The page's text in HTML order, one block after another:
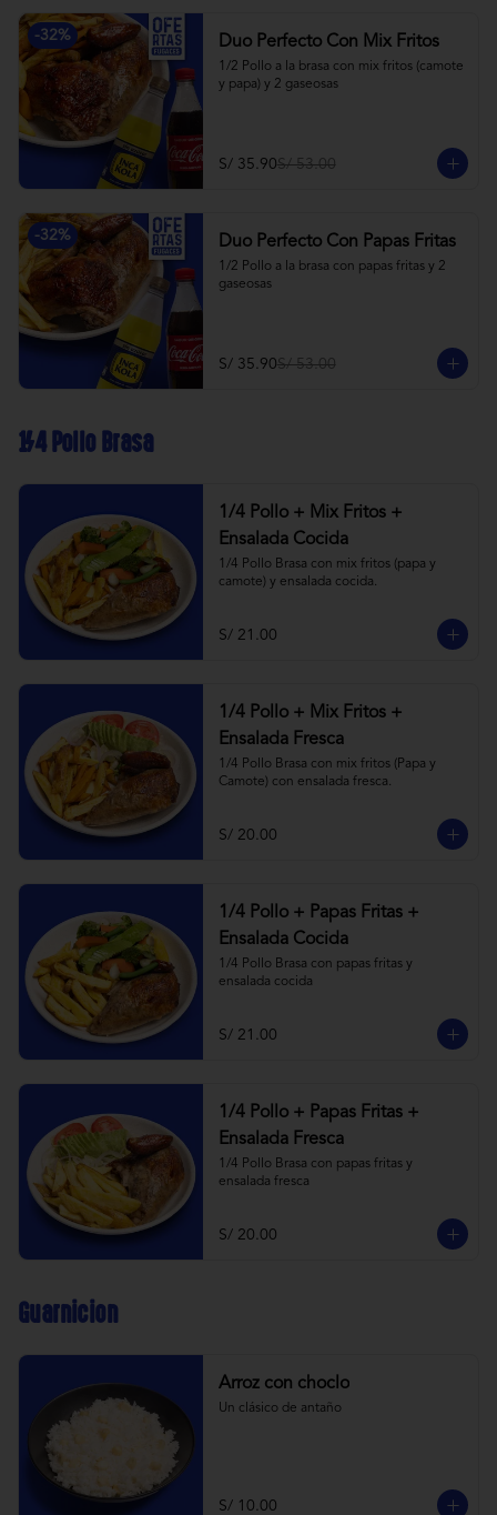
-32% Duo Perfecto Con Mix Fritos
1/2 Pollo a la brasa con mix fritos (camote
y papa) y 2 gaseosas
S/ 35.90S/ 53.00
-32% Duo Perfecto Con Papas Fritas
1/2 Pollo a la brasa con papas fritas y 2
gaseosas
S/ 35.90S/ 53.00
1/4 Pollo Brasa
1/4 Pollo + Mix Fritos +
Ensalada Cocida
1/4 Pollo Brasa con mix fritos (papa y
camote) y ensalada cocida.
S/ 21.00
1/4 Pollo + Mix Fritos +
Ensalada Fresca
1/4 Pollo Brasa con mix fritos (Papa y
Camote) con ensalada fresca.
S/ 20.00
1/4 Pollo + Papas Fritas +
Ensalada Cocida
1/4 Pollo Brasa con papas fritas y
ensalada cocida
S/ 21.00
1/4 Pollo + Papas Fritas +
Ensalada Fresca
1/4 Pollo Brasa con papas fritas y
ensalada fresca
S/ 20.00
Guarnicion
Arroz con choclo
Un clásico de antaño
S/ 10.00